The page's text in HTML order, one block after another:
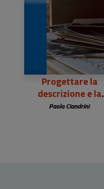
Progettare la
descrizione e la
valorizzazione delle
Paola Ciandrini